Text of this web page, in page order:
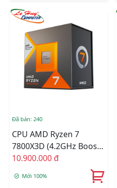
Đã bán: 240
CPU AMD Ryzen 7
7800X3D (4.2GHz Boost
5.0GHz / 8 Nhân 16
Luồng / 104MB / AM5)
10.900.000 đ
Mới 100%